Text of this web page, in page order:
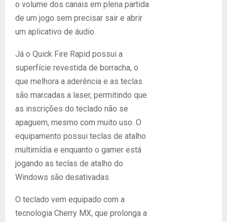
o volume dos canais em plena partida
de um jogo sem precisar sair e abrir
um aplicativo de áudio.
Já o Quick Fire Rapid possui a
superfície revestida de borracha, o
que melhora a aderência e as teclas
são marcadas a laser, permitindo que
as inscrições do teclado não se
apaguem, mesmo com muito uso. O
equipamento possui teclas de atalho
multimídia e enquanto o gamer está
jogando as teclas de atalho do
Windows são desativadas.
O teclado vem equipado com a
tecnologia Cherry MX, que prolonga a